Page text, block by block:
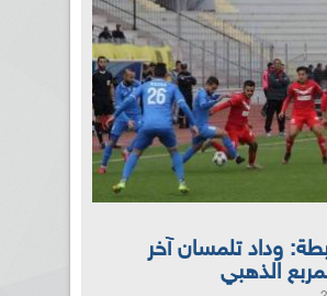
وداد تلمسان آخر
الذهبي